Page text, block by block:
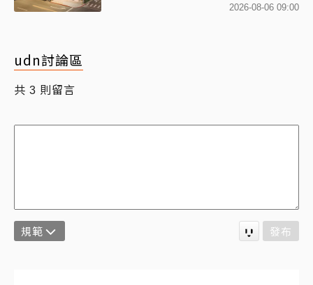
2026-08-06 09:00
udn討論區
共 3 則留言
規範 發布